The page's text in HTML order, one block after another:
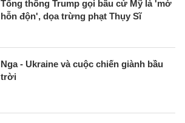
Tổng thống Trump gọi bầu cử Mỹ là 'mớ
hỗn độn', dọa trừng phạt Thụy Sĩ
Nga - Ukraine và cuộc chiến giành bầu
trời